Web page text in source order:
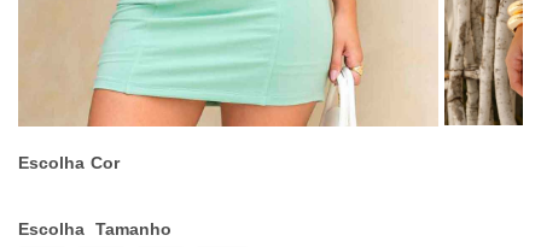
Escolha Cor
Escolha Tamanho